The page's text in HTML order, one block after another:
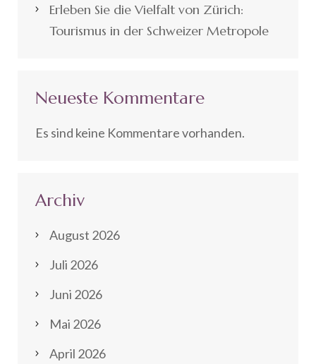
Erleben Sie die Vielfalt von Zürich:
Tourismus in der Schweizer Metropole
Neueste Kommentare
Es sind keine Kommentare vorhanden.
Archiv
August 2026
Juli 2026
Juni 2026
Mai 2026
April 2026